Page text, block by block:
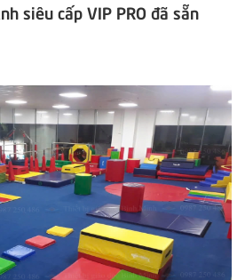
siêu cấp VIP PRO đã sẵn